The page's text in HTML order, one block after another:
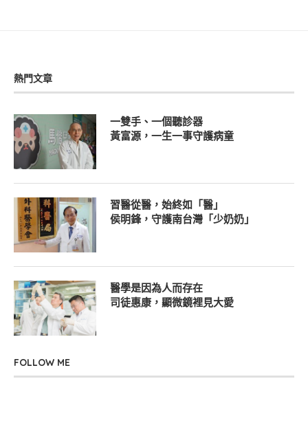
熱門文章
一雙手、一個聽診器
黃富源，一生一事守護病童
習醫從醫，始終如「醫」
侯明鋒，守護南台灣「少奶奶」
醫學是因為人而存在
司徒惠康，顯微鏡裡見大愛
FOLLOW ME